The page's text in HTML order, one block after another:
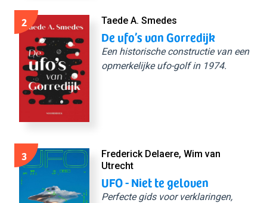
2 Taede A. Smedes
De ufo’s van Gorredijk
Een historische constructie van een
opmerkelijke ufo-golf in 1974.
3
Frederick Delaere, Wim van
Utrecht
UFO - Niet te geloven
Perfecte gids voor verklaringen,